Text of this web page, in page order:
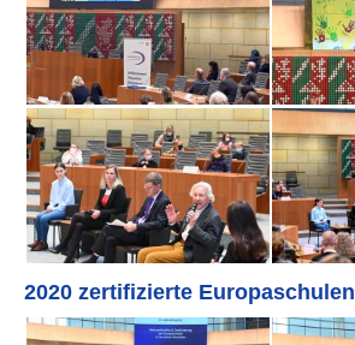
2020 zertifizierte Europaschulen